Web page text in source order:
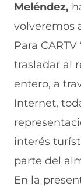
Meléndez,
volveremos
Para
trasladar al
entero, a
Internet,
interés
parte del
En la